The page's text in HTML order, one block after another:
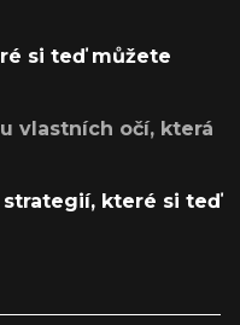
si teď můžete
vlastních očí, která
které si teď